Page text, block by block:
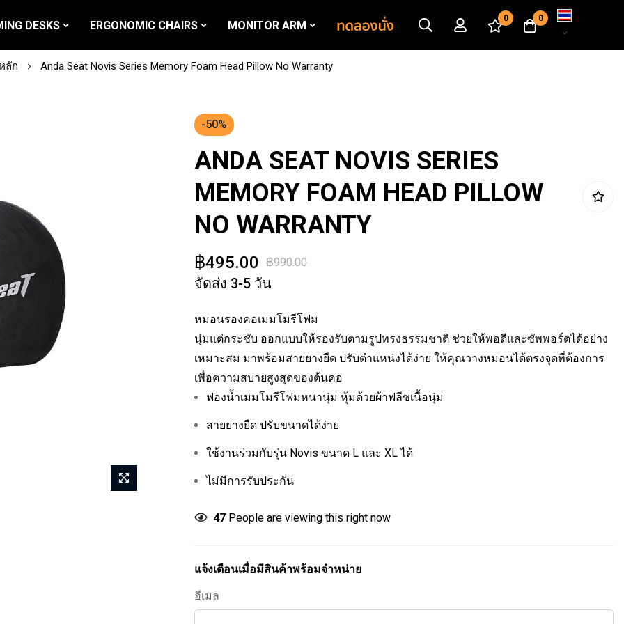
DESKS ERGONOMIC CHAIRS MONITOR ARM
0 0
เปลี่ยน
ภาษา
ลัก Anda Seat Novis Series Memory Foam Head Pillow No Warranty
-50%
ANDA SEAT NOVIS SERIES
MEMORY FOAM HEAD PILLOW
NO WARRANTY
฿495.00 ฿990.00
จัดส่ง 3-5 วัน
หมอนรองคอเมมโมรีโฟม
นุ่มแต่กระชับ ออกแบบให้รองรับตามรูปทรงธรรมชาติ ช่วยให้พอดีและซัพพอร์ตได้อย่าง
เหมาะสม มาพร้อมสายยางยืด ปรับตำแหน่งได้ง่าย ให้คุณวางหมอนได้ตรงจุดที่ต้องการ
เพื่อความสบายสูงสุดของต้นคอ
ฟองน้ำเมมโมรีโฟมหนานุ่ม หุ้มด้วยผ้าฟลีซเนื้อนุ่ม
สายยางยืด ปรับขนาดได้ง่าย
ใช้งานร่วมกับรุ่น Novis ขนาด L และ XL ได้
ไม่มีการรับประกัน
47 People are viewing this right now
แจ้งเตือนเมื่อมีสินค้าพร้อมจำหน่าย
อีเมล